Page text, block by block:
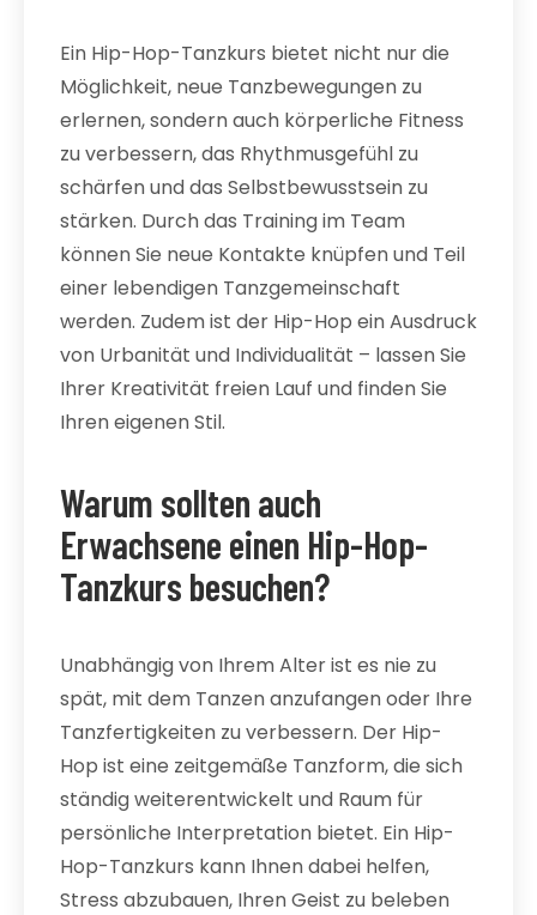
Ein Hip-Hop-Tanzkurs bietet nicht nur die
Möglichkeit, neue Tanzbewegungen zu
erlernen, sondern auch körperliche Fitness
zu verbessern, das Rhythmusgefühl zu
schärfen und das Selbstbewusstsein zu
stärken. Durch das Training im Team
können Sie neue Kontakte knüpfen und Teil
einer lebendigen Tanzgemeinschaft
werden. Zudem ist der Hip-Hop ein Ausdruck
von Urbanität und Individualität – lassen Sie
Ihrer Kreativität freien Lauf und finden Sie
Ihren eigenen Stil.
Warum sollten auch
Erwachsene einen Hip-Hop-
Tanzkurs besuchen?
Unabhängig von Ihrem Alter ist es nie zu
spät, mit dem Tanzen anzufangen oder Ihre
Tanzfertigkeiten zu verbessern. Der Hip-
Hop ist eine zeitgemäße Tanzform, die sich
ständig weiterentwickelt und Raum für
persönliche Interpretation bietet. Ein Hip-
Hop-Tanzkurs kann Ihnen dabei helfen,
Stress abzubauen, Ihren Geist zu beleben